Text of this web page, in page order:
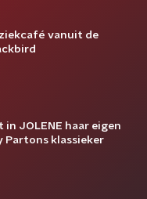
vanuit de
in JOLENE haar eigen
Partons klassieker